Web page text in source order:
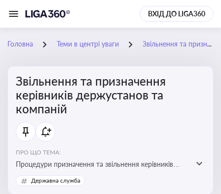
ВХІД ДО LIGA360
Головна Теми в центрі уваги Звільнення та призначення керівників держустанов та компаній
Звільнення та призначення
керівників держустанов та
компаній
ПРО ЩО ТЕМА:
Процедури призначення та звільнення керівників
установ та підприємств
Державна служба